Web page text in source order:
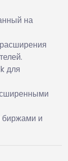
на
для
биржами и